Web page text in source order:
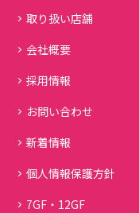
取り扱い店舗
会社概要
採用情報
お問い合わせ
新着情報
個人情報保護方針
7GF・12GF